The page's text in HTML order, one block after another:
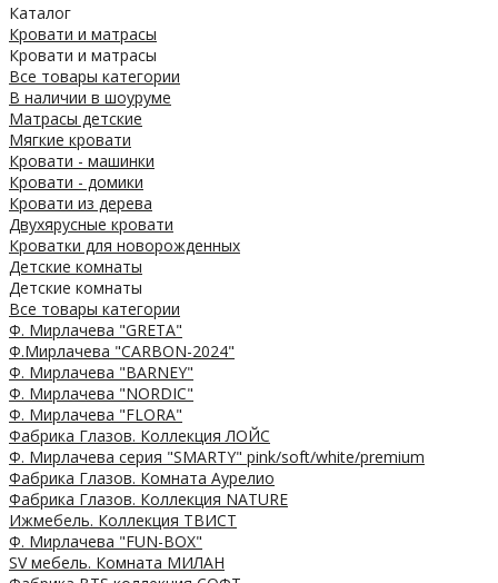
Каталог
Кровати и матрасы
Кровати и матрасы
Все товары категории
В наличии в шоуруме
Матрасы детские
Мягкие кровати
Кровати - машинки
Кровати - домики
Кровати из дерева
Двухярусные кровати
Кроватки для новорожденных
Детские комнаты
Детские комнаты
Все товары категории
Ф. Мирлачева "GRETA"
Ф.Мирлачева "CARBON-2024"
Ф. Мирлачева "BARNEY"
Ф. Мирлачева "NORDIC"
Ф. Мирлачева "FLORA"
Фабрика Глазов. Коллекция ЛОЙС
Ф. Мирлачева серия "SMARTY" pink/soft/white/premium
Фабрика Глазов. Комната Аурелио
Фабрика Глазов. Коллекция NATURE
Ижмебель. Коллекция ТВИСТ
Ф. Мирлачева "FUN-BOX"
SV мебель. Комната МИЛАН